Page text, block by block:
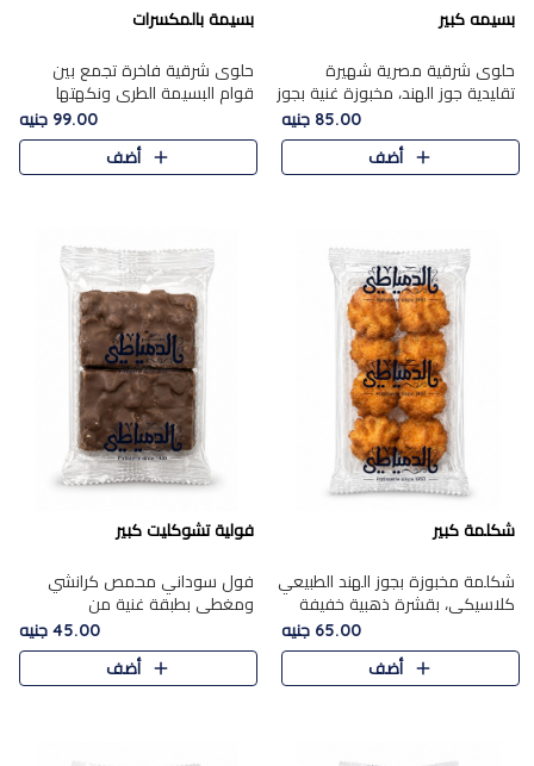
بسيمه كبير
حلوى شرقية مصرية شهيرة
تقليدية جوز الهند، مخبوزة غنية بجوز
الهند، بلمسه ذهبية وتتميز بقوامها
المرمل وطعمها اللذيذ الذي يشبه
البسبوسة. تُخبز..
85.00 جنيه
أضف
بسيمة بالمكسرات
حلوى شرقية فاخرة تجمع بين
قوام البسيمة الطري ونكهتها
الغنية، مزينة بتشكيلة مختارة من
اللوز والبندق والمكسرات الفاخرة.
مزيج متوازن من القوام ..
99.00 جنيه
أضف
شكلمة كبير
شكلمة مخبوزة بجوز الهند الطبيعي
كلاسيكي، بقشرة ذهبية خفيفة
وقلب طري رطب يذوب في الفم،
تمنحك المذاق الشرقي الحلو الأصيل
التقليدي في كل لقمة.
65.00 جنيه
أضف
فولية تشوكليت كبير
فول سوداني محمص كرانشي
ومغطى بطبقة غنية من
الشوكولاتة، يجمع بين طعم
القرمشة الأصيلة الكلاسكيكية
التقليدية للفول السوداني وحلاوة
45.00 جنيه
أضف